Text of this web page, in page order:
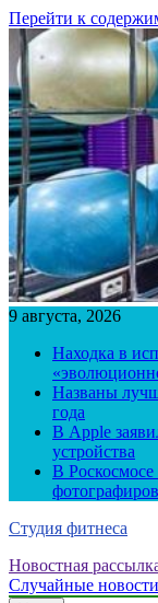
Перейти к
9 августа, 2026
Находка в
Названы
года
В Apple
устройства
В
Студия фитнеса
Новостная
Случайные новости